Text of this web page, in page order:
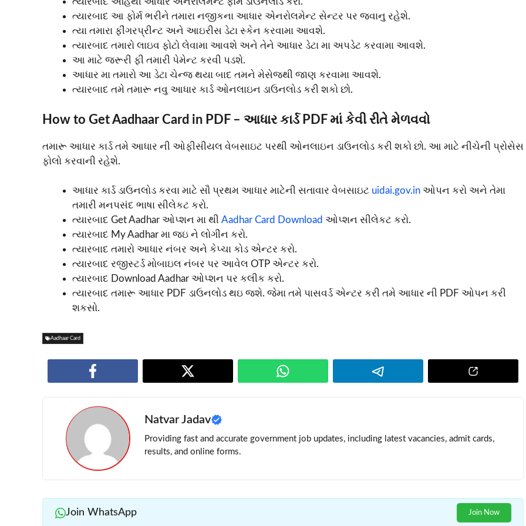
ત્યારબાદ આ ફોર્મ ભરીને તમારા નજીકના આધાર એનરોલમેન્ટ સેન્ટર પર જવાનુ રહેશે.
ત્યા તમારા ફીંગરપ્રીન્ટ અને આઇરીસ ડેટા સ્કેન કરવામા આવશે.
ત્યારબાદ તમારો લાઇવ ફોટો લેવામા આવશે અને તેને આધાર ડેટા મા અપડેટ કરવામા આવશે.
આ માટે જરૂરી ફી તમારી પેમેન્ટ કરવી પડશે.
આધાર મા તમારો આ ડેટા ચેન્જ થયા બાદ તમને મેસેજથી જાણ કરવામા આવશે.
ત્યારબાદ તમે તમારૂ નવુ આધાર કાર્ડ ઓનલાઇન ડાઉનલોડ કરી શકો છો.
How to Get Aadhaar Card in PDF – આધાર કાર્ડ PDF માં કેવી રીતે મેળવવો
તમારૂ આધાર કાર્ડ તમે આધાર ની ઓફીસીયલ વેબસાઇટ પરથી ઓનલાઇન ડાઉનલોડ કરી શકો છો. આ માટે નીચેની પ્રોસેસ
ફોલો કરવાની રહેશે.
આધાર કાર્ડ ડાઉનલોડ કરવા માટે સૌ પ્રથમ આધાર માટેની સતાવાર વેબસાઇટ uidai.gov.in ઓપન કરો અને તેમા
તમારી મનપસંદ ભાષા સીલેકટ કરો.
ત્યારબાદ Get Aadhar ઓપ્શન મા થી Aadhar Card Download ઓપ્શન સીલેકટ કરો.
ત્યારબાદ My Aadhar મા જઇ ને લોગીન કરો.
ત્યારબાદ તમારો આધાર નંબર અને કેપ્ચા કોડ એન્ટર કરો.
ત્યારબાદ રજીસ્ટર્ડ મોબાઇલ નંબર પર આવેલ OTP એન્ટર કરો.
ત્યારબાદ Download Aadhar ઓપ્શન પર કલીક કરો.
ત્યારબાદ તમારૂ આધાર PDF ડાઉનલોડ થઇ જશે. જેમા તમે પાસવર્ડ એન્ટર કરી તમે આધાર ની PDF ઓપન કરી
શકસો.
Aadhaar Card
Natvar Jadav
Providing fast and accurate government job updates, including latest vacancies, admit cards,
results, and online forms.
Join WhatsApp Join Now